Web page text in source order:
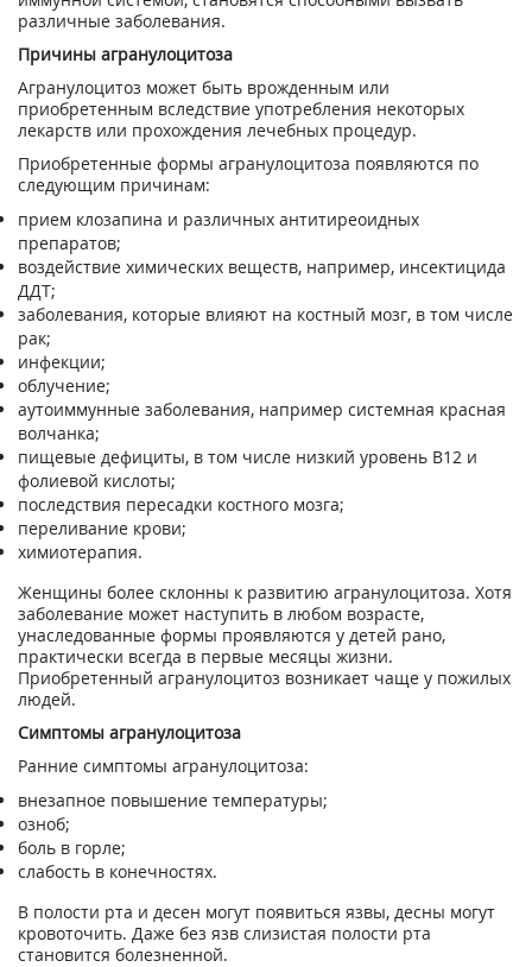
различные заболевания.
Причины агранулоцитоза
Агранулоцитоз может быть врожденным или
приобретенным вследствие употребления некоторых
лекарств или прохождения лечебных процедур.
Приобретенные формы агранулоцитоза появляются по
следующим причинам:
прием клозапина и различных антитиреоидных
препаратов;
воздействие химических веществ, например, инсектицида
ДДТ;
заболевания, которые влияют на костный мозг, в том числе
рак;
инфекции;
облучение;
аутоиммунные заболевания, например системная красная
волчанка;
пищевые дефициты, в том числе низкий уровень В12 и
фолиевой кислоты;
последствия пересадки костного мозга;
переливание крови;
химиотерапия.
Женщины более склонны к развитию агранулоцитоза. Хотя
заболевание может наступить в любом возрасте,
унаследованные формы проявляются у детей рано,
практически всегда в первые месяцы жизни.
Приобретенный агранулоцитоз возникает чаще у пожилых
людей.
Симптомы агранулоцитоза
Ранние симптомы агранулоцитоза:
внезапное повышение температуры;
озноб;
боль в горле;
слабость в конечностях.
В полости рта и десен могут появиться язвы, десны могут
кровоточить. Даже без язв слизистая полости рта
становится болезненной.